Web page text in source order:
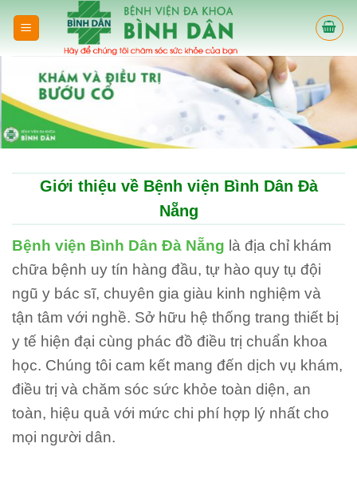
Giới thiệu về Bệnh viện Bình Dân Đà
Nẵng
Bệnh viện Bình Dân Đà Nẵng là địa chỉ khám
chữa bệnh uy tín hàng đầu, tự hào quy tụ đội
ngũ y bác sĩ, chuyên gia giàu kinh nghiệm và
tận tâm với nghề. Sở hữu hệ thống trang thiết bị
y tế hiện đại cùng phác đồ điều trị chuẩn khoa
học. Chúng tôi cam kết mang đến dịch vụ khám,
điều trị và chăm sóc sức khỏe toàn diện, an
toàn, hiệu quả với mức chi phí hợp lý nhất cho
mọi người dân.